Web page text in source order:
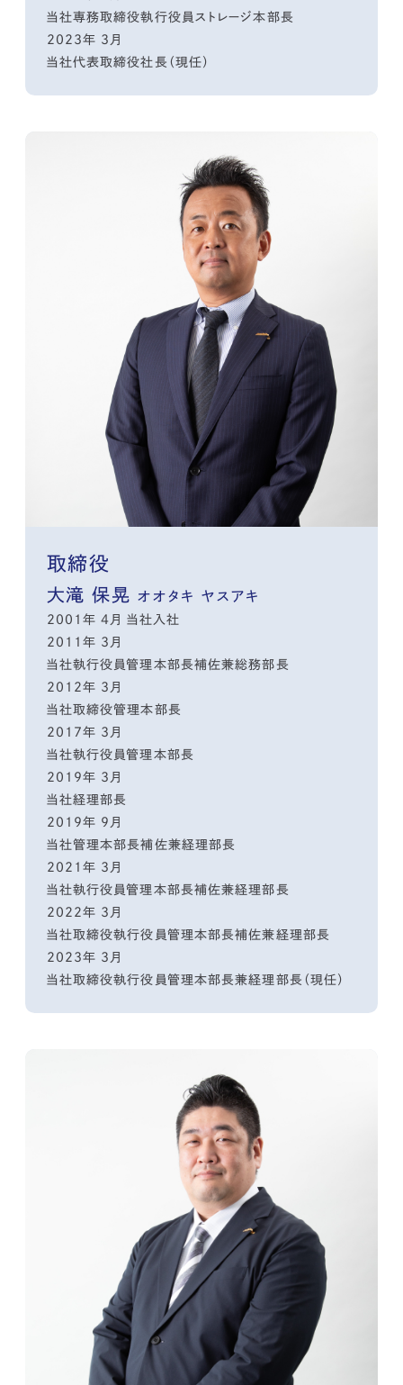
当社専務取締役執行役員ストレージ本部長
2023年 3月
当社代表取締役社長（現任）
取締役
大滝 保晃オオタキ ヤスアキ
2001年 4月 当社入社
2011年 3月
当社執行役員管理本部長補佐兼総務部長
2012年 3月
当社取締役管理本部長
2017年 3月
当社執行役員管理本部長
2019年 3月
当社経理部長
2019年 9月
当社管理本部長補佐兼経理部長
2021年 3月
当社執行役員管理本部長補佐兼経理部長
2022年 3月
当社取締役執行役員管理本部長補佐兼経理部長
2023年 3月
当社取締役執行役員管理本部長兼経理部長（現任）